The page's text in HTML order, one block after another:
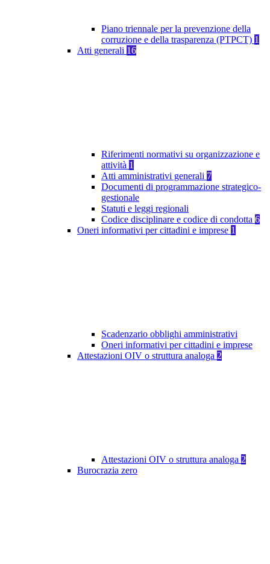
Piano triennale per la prevenzione della
corruzione e della trasparenza (PTPCT) 1
Atti generali 16
Riferimenti normativi su organizzazione e
attività 1
Atti amministrativi generali 7
Documenti di programmazione strategico-
gestionale
Statuti e leggi regionali
Codice disciplinare e codice di condotta 6
Oneri informativi per cittadini e imprese 1
Scadenzario obblighi amministrativi
Oneri informativi per cittadini e imprese
Attestazioni OIV o struttura analoga 2
Attestazioni OIV o struttura analoga 2
Burocrazia zero